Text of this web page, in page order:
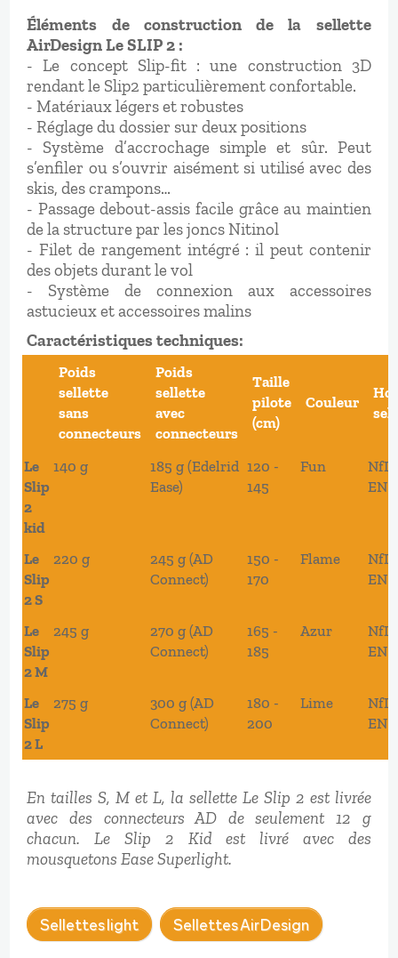
Éléments de construction de la sellette
AirDesign Le SLIP 2 :
- Le concept Slip-fit : une construction 3D
rendant le Slip2 particulièrement confortable.
- Matériaux légers et robustes
- Réglage du dossier sur deux positions
- Système d’accrochage simple et sûr. Peut
s’enfiler ou s’ouvrir aisément si utilisé avec des
skis, des crampons…
- Passage debout-assis facile grâce au maintien
de la structure par les joncs Nitinol
- Filet de rangement intégré : il peut contenir
des objets durant le vol
- Système de connexion aux accessoires
astucieux et accessoires malins
Caractéristiques techniques:
Poids
sellette
sans
connecteurs
Poids
sellette
avec
connecteurs
Taille
pilote
(cm)
Couleur
Le
Slip
2
kid
140 g
185 g (Edelrid
Ease)
120 -
145
Fun
NfL
EN
Le
Slip
2 S
220 g
245 g (AD
Connect)
150 -
170
Flame
NfL
EN
Le
Slip
2 M
245 g
270 g (AD
Connect)
165 -
185
Azur
NfL
EN
Le
Slip
2 L
275 g
300 g (AD
Connect)
180 -
200
Lime
NfL
EN
En tailles S, M et L, la sellette Le Slip 2 est livrée
avec des connecteurs AD de seulement 12 g
chacun. Le Slip 2 Kid est livré avec des
mousquetons Ease Superlight.
Sellettes light Sellettes AirDesign